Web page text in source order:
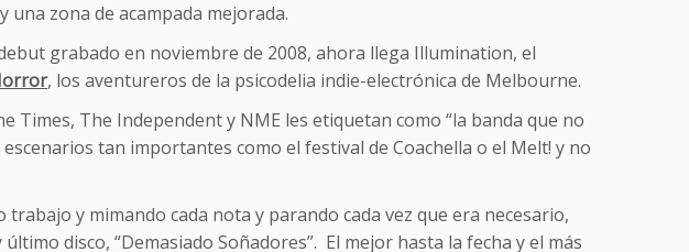
una zona de acampada mejorada.
grabado en noviembre de 2008, ahora llega Illumination, el
, los aventureros de la psicodelia indie-electrónica de Melbourne.
Times, The Independent y NME les etiquetan como “la banda que no
tan importantes como el festival de Coachella o el Melt! y no
y mimando cada nota y parando cada vez que era necesario,
disco, “Demasiado Soñadores”. El mejor hasta la fecha y el más